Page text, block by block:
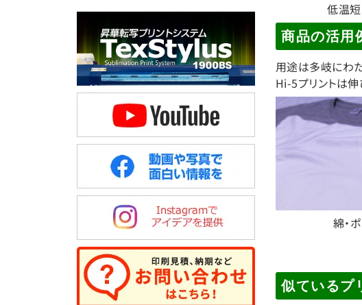
低温
商品の活用
用途は多岐にわ
Hi-5プリントは伸
綿・
似ているプ